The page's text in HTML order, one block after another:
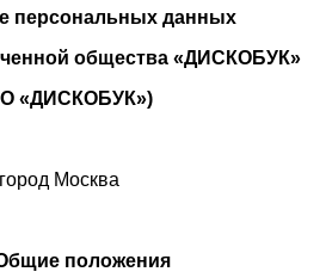
персональных данных
общества «ДИСКОБУК»
«ДИСКОБУК»)
город Москва
положения